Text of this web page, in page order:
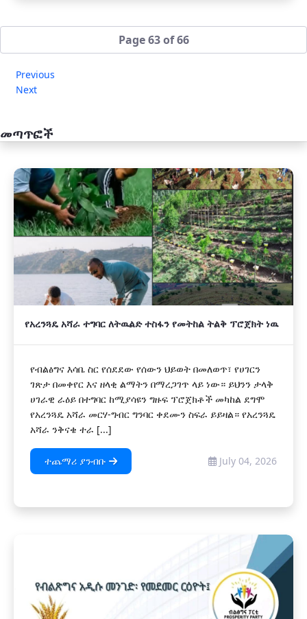
Page 63 of 66
Previous
Next
መጣጥፎች
አዲስ
የአረንጓዴ አሻራ ተግባር ለትዉልድ ተስፋን የመትከል ትልቅ ፕሮጀክት ነዉ
የብልፅግና እሳቤ ስር የሰደደው የሰውን ህይወት በመለወጥ፣ የሀገርን
ገጽታ በመቀየር እና ዘላቂ ልማትን በማረጋገጥ ላይ ነው። ይህንን ታላቅ
ሀገራዊ ራዕይ በተግባር ከሚያሳዩን ግዙፍ ፕሮጀክቶች መካከል ደግሞ
የአረንጓዴ አሻራ መርሃ-ግብር ግንባር ቀደሙን ስፍራ ይይዛል። የአረንጓዴ
አሻራ ንቅናቄ ተራ [...]
ተጨማሪ ያንብቡ July 04, 2026